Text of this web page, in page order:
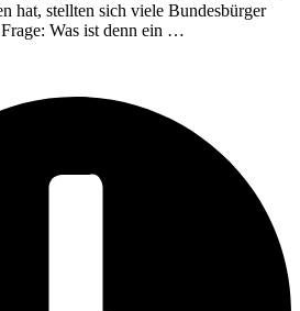
hat, stellten sich viele Bundesbürger
Was ist denn ein …